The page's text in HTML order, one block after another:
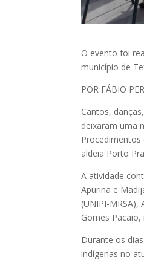
O evento foi
município de
POR FÁBIO
Cantos,
deixaram uma
Procedimentos
aldeia Porto
A atividade
Apurinã e
(UNIPI-
Gomes
Durante os
indígenas no